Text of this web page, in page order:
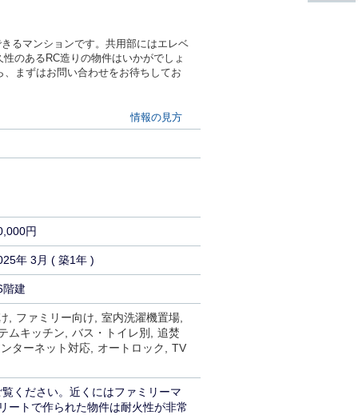
るマンションです。共用部にはエレベ
のあるRC造りの物件はいかがでしょ
まずはお問い合わせをお待ちしてお
情報の見方
円
年 3月 ( 築1年 )
階建
ファミリー向け
室内洗濯機置場
ムキッチン バス・トイレ別
追焚
ターネット対応 オートロック
TV
ください。近くにはファミリーマ
ートで作られた物件は耐火性が非常